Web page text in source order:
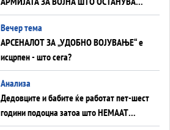
БЕЗ ФРОНТ
Вечер тема
АРСЕНАЛОТ ЗА „УДОБНО ВОЈУВАЊЕ“ е
исцрпен - што сега?
Анализа
Дедовците и бабите ќе работат пет-шест
години подоцна затоа што НЕМААТ
ВНУЦИ ДА ГИ ЗАМЕНАТ